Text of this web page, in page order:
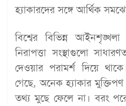
হ্যাকারদের সঙ্গে আর্থিক
বিশ্বের বিভিন্ন
নিরাপত্তা সংস্থাগুলো
দেওয়ার পরামর্শ দিয়ে
গেছে, অনেক হ্যাকার
তথ্য মুছে ফেলে না। বরং